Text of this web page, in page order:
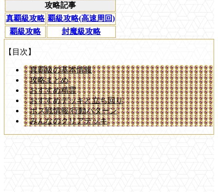
攻略記事
真覇級攻略 覇級攻略(高速周回)
覇級攻略
封魔級攻略
【目次】
真覇級の基本情報
攻略まとめ
おすすめ精霊
おすすめデッキと立ち回り
ボス戦情報/行動パターン
みんなのクリアデッキ